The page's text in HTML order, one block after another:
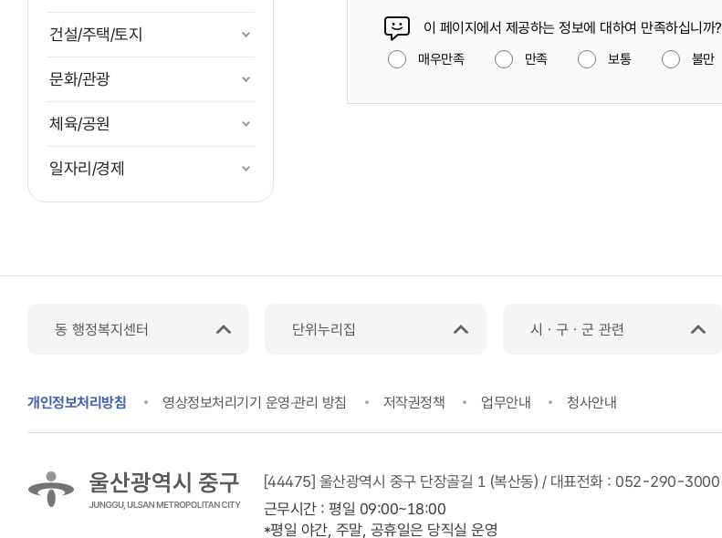
건설/주택/토지
문화/관광
체육/공원
일자리/경제
이 페이지에서 제공하는 정보에 대하여 만족하십니까?
매우만족 만족 보통 불만
동 행정복지센터 단위누리집 시ㆍ구ㆍ군 관련
개인정보처리방침 영상정보처리기기 운영‧관리 방침 저작권정책 업무안내 청사안내
[44475] 울산광역시 중구 단장골길 1 (복산동) / 대표전화 : 052-290-3000
근무시간 : 평일 09:00~18:00
*평일 야간, 주말, 공휴일은 당직실 운영